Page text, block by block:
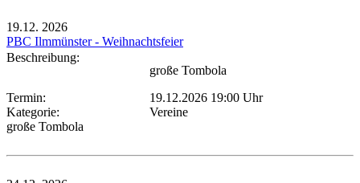
19.12. 2026
PBC Ilmmünster - Weihnachtsfeier
Beschreibung:
große Tombola
Termin:
19.12.2026 19:00 Uhr
Kategorie:
Vereine
große Tombola